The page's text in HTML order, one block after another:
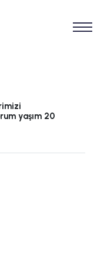
yaşım 20